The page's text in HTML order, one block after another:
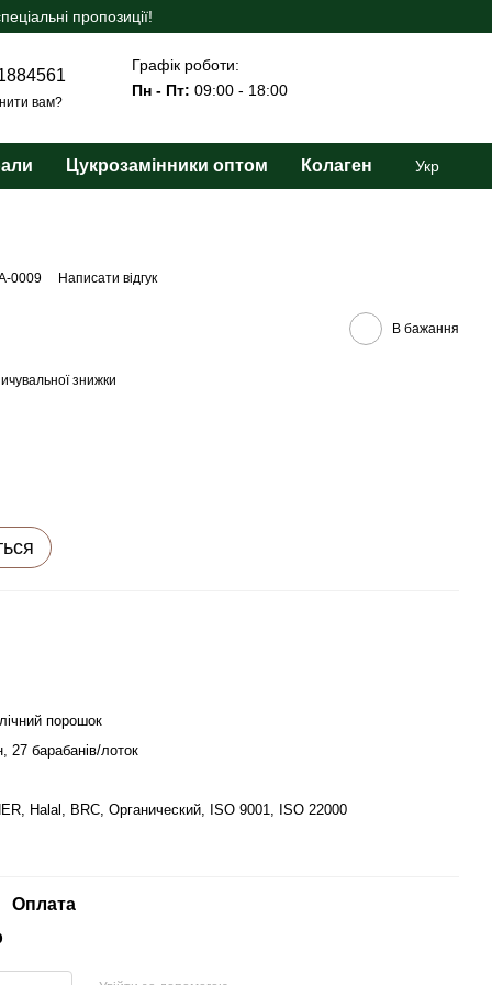
пропозиції!
вам?
Графік роботи:
Пн - Пт: 09:00 - 18:00
Цукрозамінники оптом Колаген Укр
0009 Написати відгук
В бажання
знижки
порошок
27 барабанів/лоток
Halal, BRC, Органический, ISO 9001, ISO 22000
Оплата